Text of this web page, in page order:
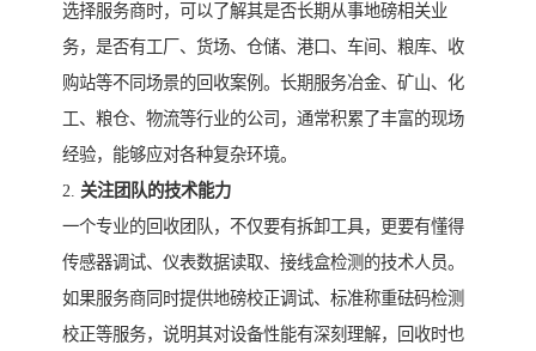
选择服务商时，可以了解其是否长期从事地磅相关业
务，是否有工厂、货场、仓储、港口、车间、粮库、收
购站等不同场景的回收案例。长期服务冶金、矿山、化
工、粮仓、物流等行业的公司，通常积累了丰富的现场
经验，能够应对各种复杂环境。
2. 关注团队的技术能力
一个专业的回收团队，不仅要有拆卸工具，更要有懂得
传感器调试、仪表数据读取、接线盒检测的技术人员。
如果服务商同时提供地磅校正调试、标准称重砝码检测
校正等服务，说明其对设备性能有深刻理解，回收时也